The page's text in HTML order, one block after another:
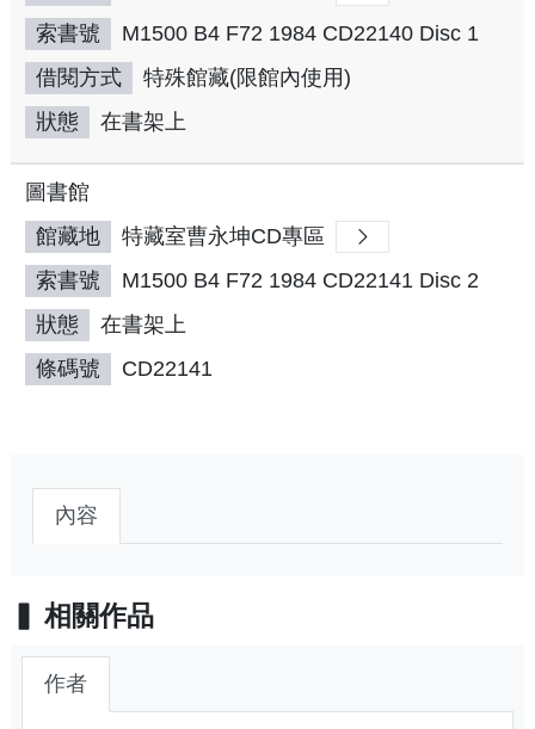
索書號
M1500 B4 F72 1984 CD22140 Disc 1
借閱方式
特殊館藏(限館內使用)
狀態
在書架上
圖書館
館藏地
特藏室曹永坤CD專區
索書號
M1500 B4 F72 1984 CD22141 Disc 2
狀態
在書架上
條碼號
CD22141
內容
相關作品
作者